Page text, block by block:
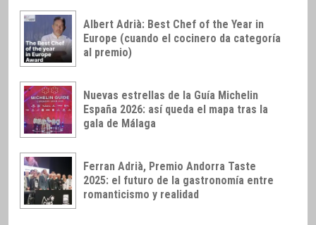
Albert Adrià: Best Chef of the Year in
Europe (cuando el cocinero da categoría
al premio)
Nuevas estrellas de la Guía Michelin
España 2026: así queda el mapa tras la
gala de Málaga
Ferran Adrià, Premio Andorra Taste
2025: el futuro de la gastronomía entre
romanticismo y realidad